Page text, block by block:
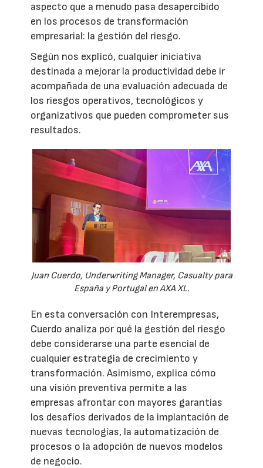
aspecto que a menudo pasa desapercibido
en los procesos de transformación
empresarial: la gestión del riesgo.
Según nos explicó, cualquier iniciativa
destinada a mejorar la productividad debe ir
acompañada de una evaluación adecuada de
los riesgos operativos, tecnológicos y
organizativos que pueden comprometer sus
resultados.
Juan Cuerdo, Underwriting Manager, Casualty para
España y Portugal en AXA XL.
En esta conversación con Interempresas,
Cuerdo analiza por qué la gestión del riesgo
debe considerarse una parte esencial de
cualquier estrategia de crecimiento y
transformación. Asimismo, explica cómo
una visión preventiva permite a las
empresas afrontar con mayores garantías
los desafíos derivados de la implantación de
nuevas tecnologías, la automatización de
procesos o la adopción de nuevos modelos
de negocio.